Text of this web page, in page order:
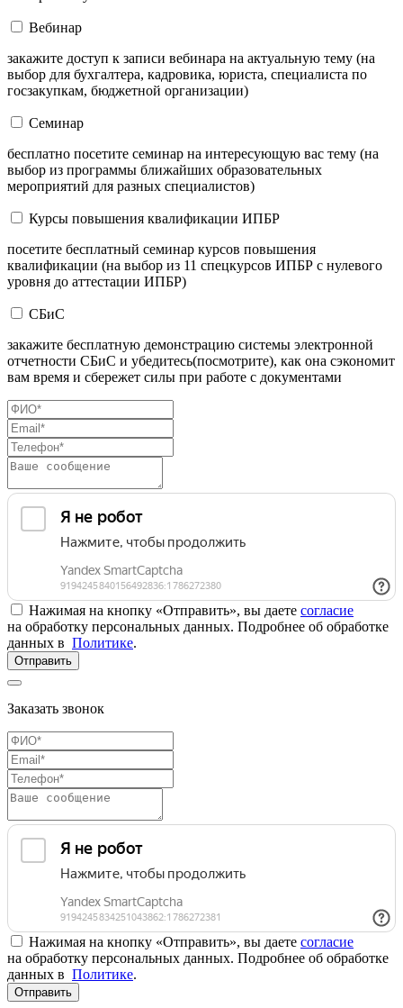
Вебинар
закажите доступ к записи вебинара на актуальную тему (на
выбор для бухгалтера, кадровика, юриста, специалиста по
госзакупкам, бюджетной организации)
Семинар
бесплатно посетите семинар на интересующую вас тему (на
выбор из программы ближайших образовательных
мероприятий для разных специалистов)
Курсы повышения квалификации ИПБР
посетите бесплатный семинар курсов повышения
квалификации (на выбор из 11 спецкурсов ИПБР с нулевого
уровня до аттестации ИПБР)
СБиС
закажите бесплатную демонстрацию системы электронной
отчетности СБиС и убедитесь(посмотрите), как она сэкономит
вам время и сбережет силы при работе с документами
Нажимая на кнопку «Отправить», вы даете согласие
на обработку персональных данных. Подробнее об обработке
данных в Политике.
Отправить
Заказать звонок
Нажимая на кнопку «Отправить», вы даете согласие
на обработку персональных данных. Подробнее об обработке
данных в Политике.
Отправить